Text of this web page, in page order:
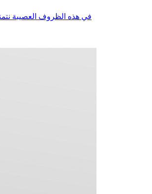
في هذه الظروف العصيبة